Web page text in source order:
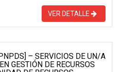
VER DETALLE
– SERVICIOS DE UN/A
GESTIÓN DE RECURSOS